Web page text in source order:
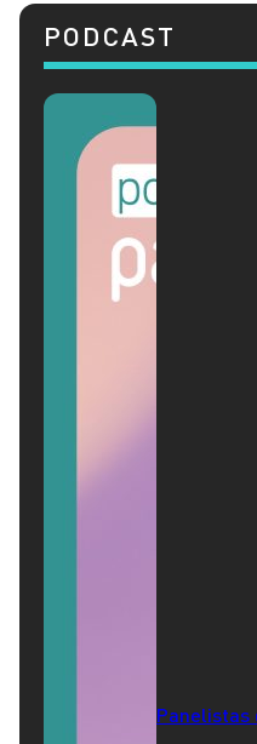
PODCAST
Panelistas